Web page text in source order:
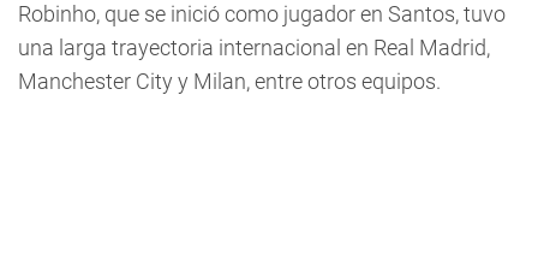
Robinho, que se inició como jugador en Santos, tuvo
una larga trayectoria internacional en Real Madrid,
Manchester City y Milan, entre otros equipos.